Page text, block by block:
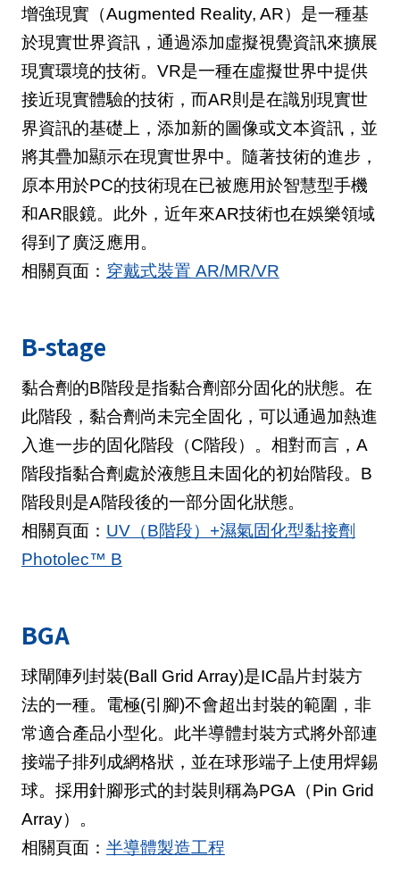
增強現實（Augmented Reality, AR）是一種基
於現實世界資訊，通過添加虛擬視覺資訊來擴展
現實環境的技術。VR是一種在虛擬世界中提供
接近現實體驗的技術，而AR則是在識別現實世
界資訊的基礎上，添加新的圖像或文本資訊，並
將其疊加顯示在現實世界中。隨著技術的進步，
原本用於PC的技術現在已被應用於智慧型手機
和AR眼鏡。此外，近年來AR技術也在娛樂領域
得到了廣泛應用。
相關頁面： 穿戴式裝置 AR/MR/VR
B-stage
黏合劑的B階段是指黏合劑部分固化的狀態。在
此階段，黏合劑尚未完全固化，可以通過加熱進
入進一步的固化階段（C階段）。相對而言，A
階段指黏合劑處於液態且未固化的初始階段。B
階段則是A階段後的一部分固化狀態。
相關頁面： UV（B階段）+濕氣固化型黏接劑
Photolec™ B
BGA
球閘陣列封裝(Ball Grid Array)是IC晶片封裝方
法的一種。電極(引腳)不會超出封裝的範圍，非
常適合產品小型化。此半導體封裝方式將外部連
接端子排列成網格狀，並在球形端子上使用焊錫
球。採用針腳形式的封裝則稱為PGA（Pin Grid
Array）。
相關頁面： 半導體製造工程